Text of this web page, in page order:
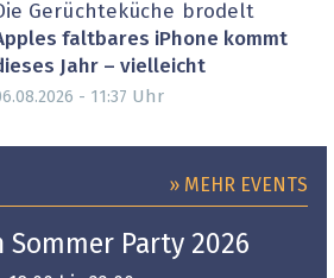
Gerüchteküche brodelt
faltbares iPhone kommt
Jahr – vielleicht
- 11:37 Uhr
» MEHR EVENTS
Sommer Party 2026